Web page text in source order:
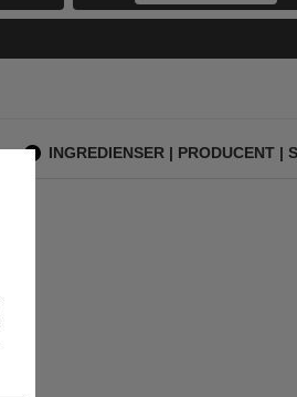
INGREDIENSER | PRODUCENT |